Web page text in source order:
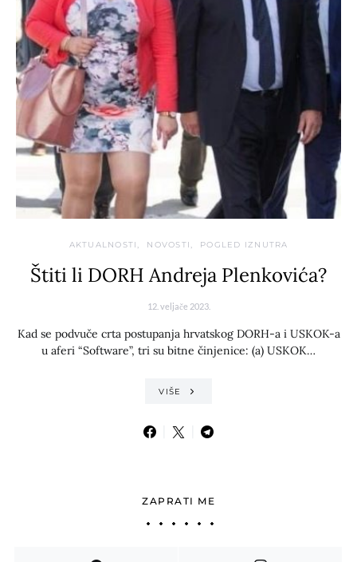
AKTUALNOSTI NOVOSTI POGLED IZNUTRA
Štiti li DORH Andreja Plenkovića?
12. veljače 2023.
Kad se podvuče crta postupanja hrvatskog DORH-a i USKOK-a
u aferi “Software”, tri su bitne činjenice: (a) USKOK…
VIŠE
ZAPRATI ME